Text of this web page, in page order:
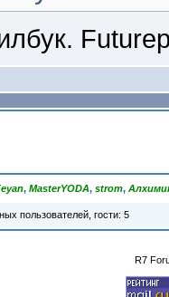
, MasterYODA, strom,
пользователей, гости: 5
R7